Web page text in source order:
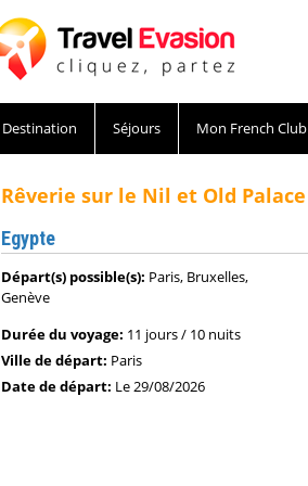
Destination Séjours Mon French Club
Rêverie sur le Nil et Old Palace
Egypte
Départ(s) possible(s): Paris, Bruxelles,
Genève
Durée du voyage: 11 jours / 10 nuits
Ville de départ: Paris
Date de départ: Le 29/08/2026